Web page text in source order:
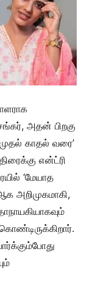
அதன் பிறகு
காதல் வரை’
என்ட்ரி
‘மேயாத
அறிமுகமாகி,